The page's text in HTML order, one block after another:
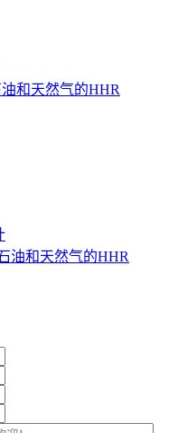
和天然气的HHR
油和天然气的HHR